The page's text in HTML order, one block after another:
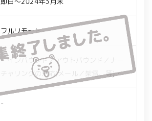
フルリモート
・インバウンド／アウトバウンド／ナー
チャリングの対応(メール／架電、等)
・サービス説明およびニーズヒアリング
-